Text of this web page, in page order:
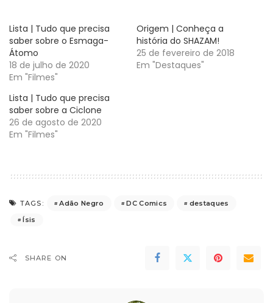
Lista | Tudo que precisa
saber sobre o Esmaga-
Átomo
18 de julho de 2020
Em "Filmes"
Origem | Conheça a
história do SHAZAM!
25 de fevereiro de 2018
Em "Destaques"
Lista | Tudo que precisa
saber sobre a Ciclone
26 de agosto de 2020
Em "Filmes"
TAGS: Adão Negro DC Comics
destaques
Ísis
SHARE ON